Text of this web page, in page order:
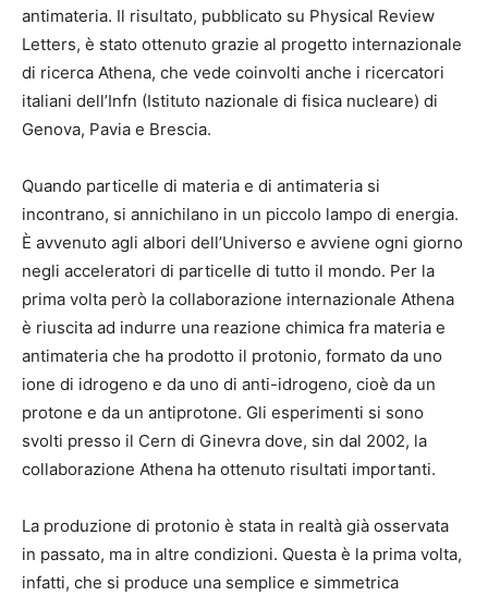
antimateria. Il risultato, pubblicato su Physical Review
Letters, è stato ottenuto grazie al progetto internazionale
di ricerca Athena, che vede coinvolti anche i ricercatori
italiani dell’Infn (Istituto nazionale di fisica nucleare) di
Genova, Pavia e Brescia.
Quando particelle di materia e di antimateria si
incontrano, si annichilano in un piccolo lampo di energia.
È avvenuto agli albori dell’Universo e avviene ogni giorno
negli acceleratori di particelle di tutto il mondo. Per la
prima volta però la collaborazione internazionale Athena
è riuscita ad indurre una reazione chimica fra materia e
antimateria che ha prodotto il protonio, formato da uno
ione di idrogeno e da uno di anti-idrogeno, cioè da un
protone e da un antiprotone. Gli esperimenti si sono
svolti presso il Cern di Ginevra dove, sin dal 2002, la
collaborazione Athena ha ottenuto risultati importanti.
La produzione di protonio è stata in realtà già osservata
in passato, ma in altre condizioni. Questa è la prima volta,
infatti, che si produce una semplice e simmetrica